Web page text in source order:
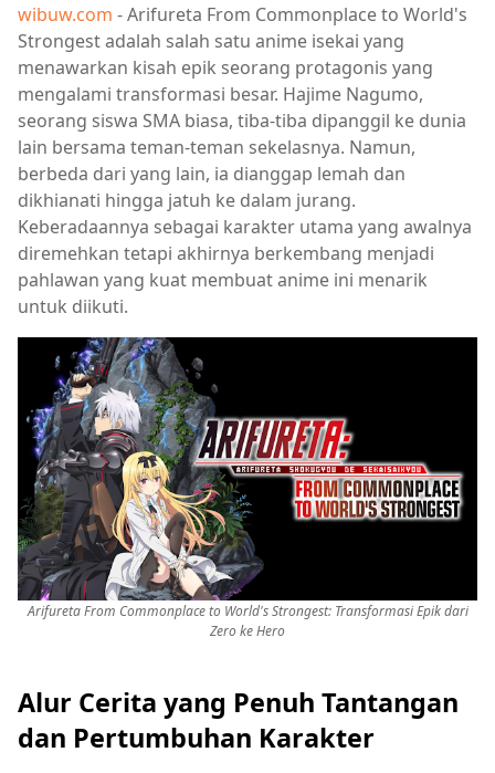
wibuw.com - Arifureta From Commonplace to World's
Strongest adalah salah satu anime isekai yang
menawarkan kisah epik seorang protagonis yang
mengalami transformasi besar. Hajime Nagumo,
seorang siswa SMA biasa, tiba-tiba dipanggil ke dunia
lain bersama teman-teman sekelasnya. Namun,
berbeda dari yang lain, ia dianggap lemah dan
dikhianati hingga jatuh ke dalam jurang.
Keberadaannya sebagai karakter utama yang awalnya
diremehkan tetapi akhirnya berkembang menjadi
pahlawan yang kuat membuat anime ini menarik
untuk diikuti.
Arifureta From Commonplace to World's Strongest: Transformasi Epik dari
Zero ke Hero
Alur Cerita yang Penuh Tantangan
dan Pertumbuhan Karakter